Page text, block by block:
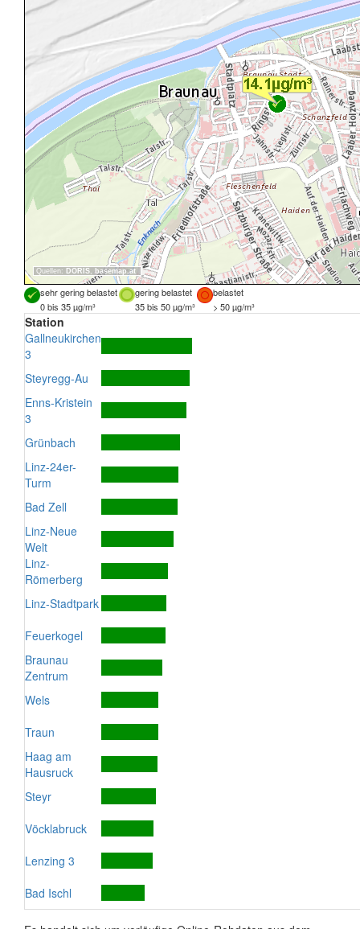
Quellen: DORIS, basemap.at
sehr gering belastet gering belastet
belastet
0 bis 35 µg/m³
35 bis 50 µg/m³ > 50 µg/m³
Station
Gallneukirchen
3
Steyregg-Au
Enns-Kristein
3
Grünbach
Linz-24er-
Turm
Bad Zell
Linz-Neue
Welt
Linz-
Römerberg
Linz-Stadtpark
Feuerkogel
Braunau
Zentrum
Wels
Traun
Haag am
Hausruck
Steyr
Vöcklabruck
Lenzing 3
Bad Ischl